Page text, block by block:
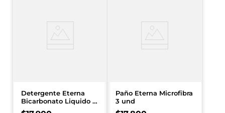
Detergente Eterna
Bicarbonato Liquido x
1800 ml Doypack
Paño Eterna Microfibra
3 und